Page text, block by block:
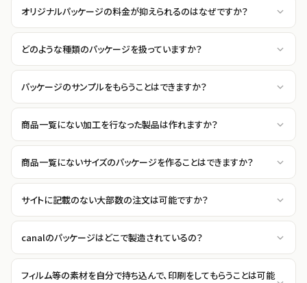
オリジナルパッケージの料金が抑えられるのはなぜですか？
どのような種類のパッケージを扱っていますか？
パッケージのサンプルをもらうことはできますか？
商品一覧にない加工を行なった製品は作れますか？
商品一覧にないサイズのパッケージを作ることはできますか？
サイトに記載のない大部数の注文は可能ですか？
canalのパッケージはどこで製造されているの？
フィルム等の素材を自分で持ち込んで、印刷をしてもらうことは可能